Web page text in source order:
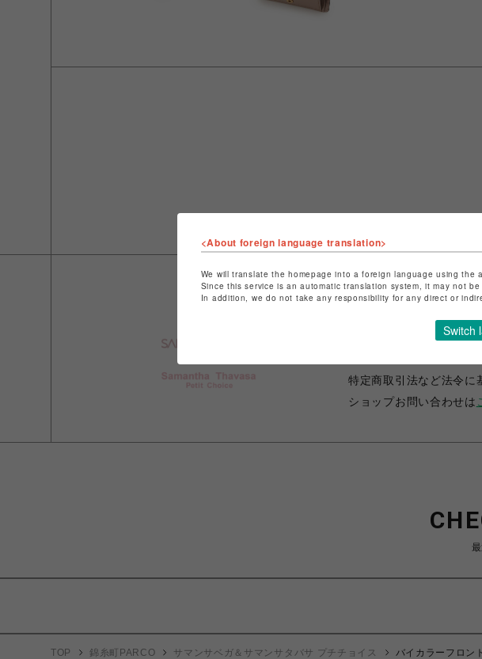
サマンサ
特定商取引法など法令に
ショップお問い合わせは
TOP 錦糸町PARCO サマンサベガ＆サマンサタバサ プチチョイス バイカラーフロン
<About foreign language translation>
We will translate the homepage into a foreign language using the
Since this service is an automatic translation system, it may not
In addition, we do not take any responsibility for any direct or
Switch